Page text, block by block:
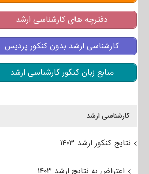
دفترچه های کارشناسی ارشد
کارشناسی ارشد بدون کنکور پردیس
منابع زبان کنکور کارشناسی ارشد
کارشناسی ارشد
نتایج کنکور ارشد ۱۴۰۳
اعتراض به نتایج ارشد ۱۴۰۳